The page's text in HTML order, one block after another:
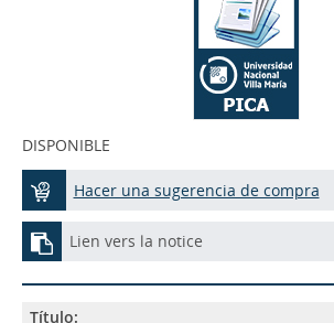
DISPONIBLE
Hacer una sugerencia de compra
Lien vers la notice
Título: